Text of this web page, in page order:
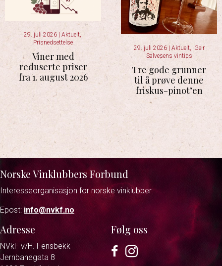
29. juli 2026 Aktuelt,
Prisnedsettelse
Viner med
reduserte priser
fra 1. august 2026
29. juli 2026 Aktuelt, Geir
Salvesens vintips
Tre gode grunner
til å prøve denne
friskus-pinot’en
Norske Vinklubbers Forbund
Interesseorganisasjon for norske vinklubber
Epost: info@nvkf.no
Adresse
NVkF v/H. Fensbekk
Jernbanegata 8
Følg oss
Facebook
Instagram